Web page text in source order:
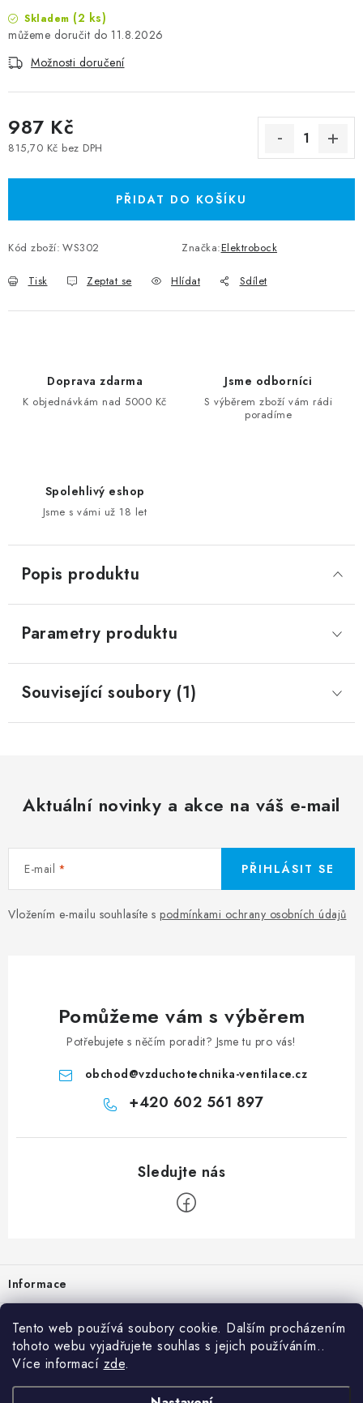
Tento web používá soubory cookie. Dalším procházením
tohoto webu vyjadřujete souhlas s jejich používáním..
Více informací zde.
Skladem (2 ks)
11.8.2026
Možnosti doručení
987 Kč
815,70 Kč bez DPH
PŘIDAT DO KOŠÍKU
Kód zboží: WS302 Značka:Elektrobock
Tisk Zeptat se Hlídat Sdílet
Doprava zdarma
K objednávkám nad 5000 Kč
Jsme odborníci
S výběrem zboží vám rádi
poradíme
Spolehlivý eshop
Jsme s vámi už 18 let
Popis produktu
Parametry produktu
Související soubory (1)
Aktuální novinky a akce na váš e-mail
E-mail
Vložením e-mailu souhlasíte s podmínkami ochrany osobních údajů
PŘIHLÁSIT SE
Pomůžeme vám s výběrem
Potřebujete s něčím poradit? Jsme tu pro vás!
obchod@vzduchotechnika-ventilace.cz
+420 602 561 897
Informace
Prodejna
Rady a tipy